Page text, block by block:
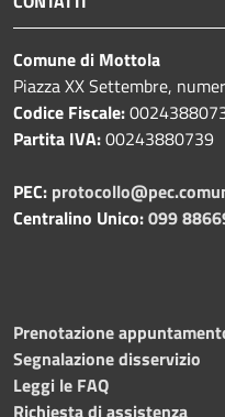
Comune di Mottola
Piazza XX Settembre,
Codice Fiscale:
Partita IVA:00243880739
PEC:
Centralino Unico:099
Prenotazione
Segnalazione disservizio
Leggi le FAQ
Richiesta di assistenza